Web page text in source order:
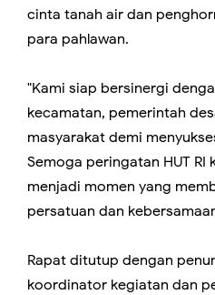
cinta tanah air dan
para pahlawan.
"Kami siap bersinergi
kecamatan, pemerintah
masyarakat demi
Semoga peringatan HUT
menjadi momen yang
persatuan dan
Rapat ditutup dengan
koordinator kegiatan dan